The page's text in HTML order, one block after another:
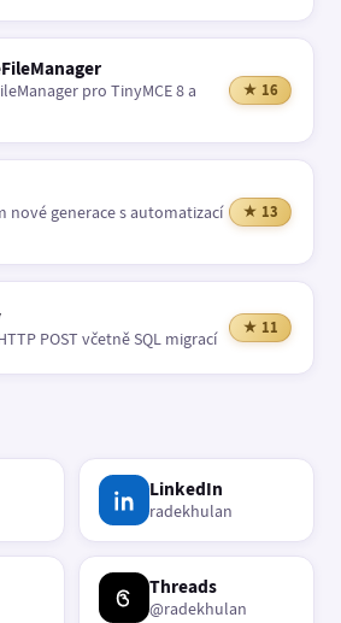
pro TinyMCE 8 a
★ 16
nové generace s automatizací
★ 13
POST včetně SQL migrací
★ 11
LinkedIn
radekhulan
Threads
@radekhulan